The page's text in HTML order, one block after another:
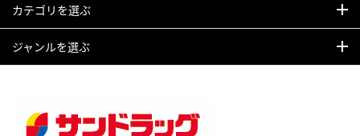
カテゴリを選ぶ
ジャンルを選ぶ